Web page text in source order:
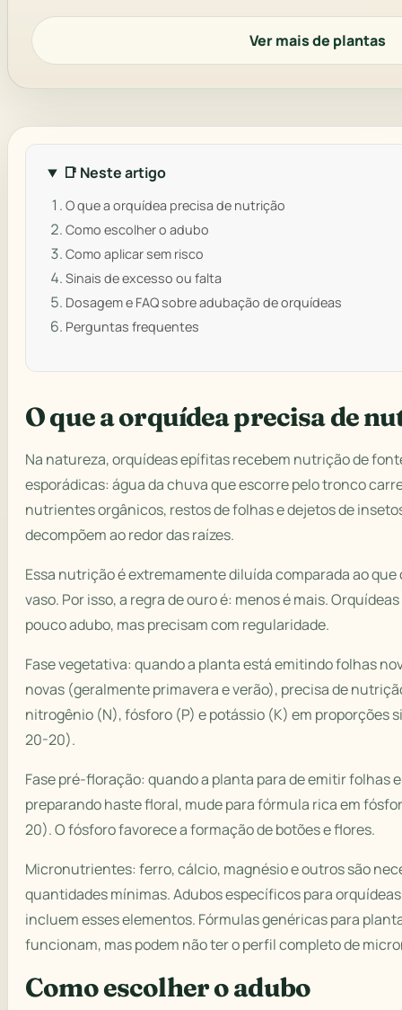
Ver mais de plantas
📑 Neste artigo
O que a orquídea precisa de nutrição
Como escolher o adubo
Como aplicar sem risco
Sinais de excesso ou falta
Dosagem e FAQ sobre adubação de orquídeas
Perguntas frequentes
O que a orquídea precisa de
Na natureza, orquídeas epífitas recebem nutrição de
esporádicas: água da chuva que escorre pelo tronco
nutrientes orgânicos, restos de folhas e dejetos de
decompõem ao redor das raízes.
Essa nutrição é extremamente diluída comparada ao
vaso. Por isso, a regra de ouro é: menos é mais.
pouco adubo, mas precisam com regularidade.
Fase vegetativa: quando a planta está emitindo folhas
novas (geralmente primavera e verão), precisa de
nitrogênio (N), fósforo (P) e potássio (K) em proporções
20-20).
Fase pré-floração: quando a planta para de emitir folhas
preparando haste floral, mude para fórmula rica em
20). O fósforo favorece a formação de botões e flores.
Micronutrientes: ferro, cálcio, magnésio e outros são
quantidades mínimas. Adubos específicos para
incluem esses elementos. Fórmulas genéricas para
funcionam, mas podem não ter o perfil completo de
Como escolher o adubo